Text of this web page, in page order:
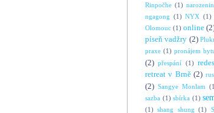
Rinpočhe (1)
ngagong (1) NYX (1)
Olomouc (1) online
píseň vadžry (2)
praxe (1) pronájem
(2) přespání (1)
retreat v Brně (2)
(2) Sangye Monlam
sazba (1) sbírka (1)
(1) shang shung (1)